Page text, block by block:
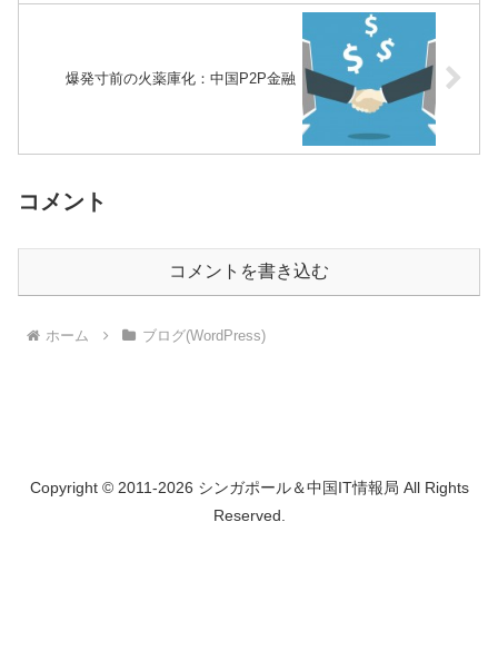
爆発寸前の火薬庫化：中国P2P金融
コメント
コメントを書き込む
ホーム ブログ(WordPress)
Copyright © 2011-2026 シンガポール＆中国IT情報局 All Rights
Reserved.